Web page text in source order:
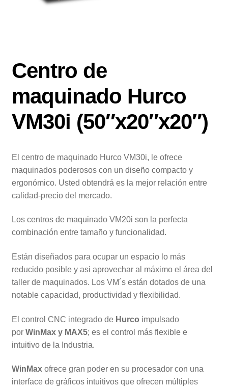
Centro de
maquinado Hurco
VM30i (50″x20″x20″)
El centro de maquinado Hurco VM30i, le ofrece
maquinados poderosos con un diseño compacto y
ergonómico. Usted obtendrá es la mejor relación entre
calidad-precio del mercado.
Los centros de maquinado VM20i son la perfecta
combinación entre tamaño y funcionalidad.
Están diseñados para ocupar un espacio lo más
reducido posible y asi aprovechar al máximo el área del
taller de maquinados. Los VM´s están dotados de una
notable capacidad, productividad y flexibilidad.
El control CNC integrado de Hurco impulsado
por WinMax y MAX5; es el control más flexible e
intuitivo de la Industria.
WinMax ofrece gran poder en su procesador con una
interface de gráficos intuitivos que ofrecen múltiples